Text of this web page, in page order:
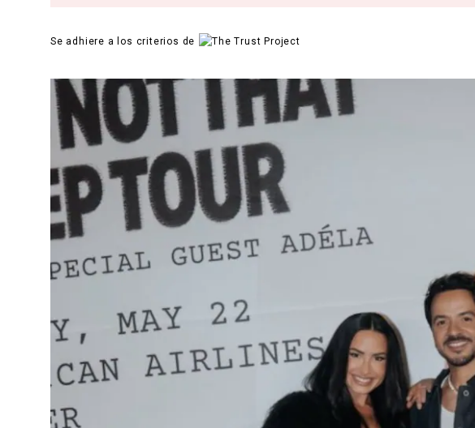
Se adhiere a los criterios de